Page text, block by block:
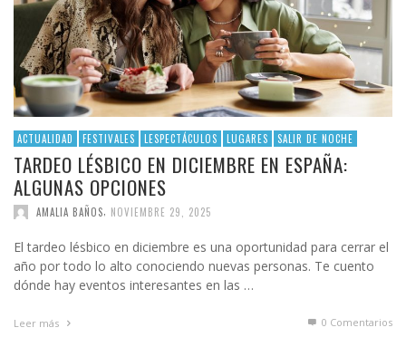
ACTUALIDAD FESTIVALES LESPECTÁCULOS LUGARES SALIR DE NOCHE
TARDEO LÉSBICO EN DICIEMBRE EN ESPAÑA:
ALGUNAS OPCIONES
AMALIA BAÑOS NOVIEMBRE 29, 2025
El tardeo lésbico en diciembre es una oportunidad para cerrar el
año por todo lo alto conociendo nuevas personas. Te cuento
dónde hay eventos interesantes en las …
Leer más 0 Comentarios